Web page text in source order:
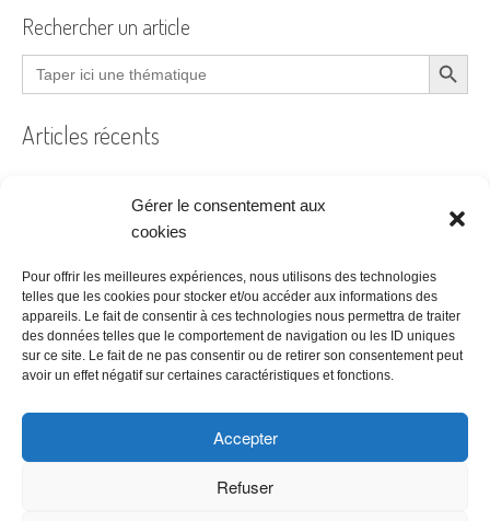
Gérer le consentement aux
cookies
Pour offrir les meilleures expériences, nous utilisons des technologies
telles que les cookies pour stocker et/ou accéder aux informations des
appareils. Le fait de consentir à ces technologies nous permettra de traiter
des données telles que le comportement de navigation ou les ID uniques
sur ce site. Le fait de ne pas consentir ou de retirer son consentement peut
avoir un effet négatif sur certaines caractéristiques et fonctions.
Accepter
Refuser
Rechercher un article
Search
for:
Search Button
Articles récents
Filtre à air encrassé au bureau : le guide pratique
Acheter ses bureaux, faut-il encore y penser ?
Les étapes à suivre pour la création d’une entreprise
Bien choisir son logiciel de comptabilité